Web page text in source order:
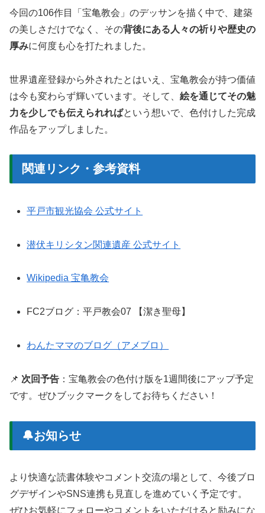
今回の106作目「宝亀教会」のデッサンを描く中で、建築
の美しさだけでなく、その背後にある人々の祈りや歴史の
厚みに何度も心を打たれました。
世界遺産登録から外されたとはいえ、宝亀教会が持つ価値
は今も変わらず輝いています。そして、 絵を通じてその魅
力を少しでも伝えられればという想いで、色付けした完成
作品をアップしました。
関連リンク・参考資料
平戸市観光協会 公式サイト
潜伏キリシタン関連遺産 公式サイト
Wikipedia 宝亀教会
FC2ブログ：平戸教会07 【潔き聖母】
わんたママのブログ（アメブロ）
📌 次回予告 ：宝亀教会の色付け版を1週間後にアップ予定
です。ぜひブックマークをしてお待ちください！
🔔お知らせ
より快適な読書体験やコメント交流の場として、今後ブロ
グデザインやSNS連携も見直しを進めていく予定です。
ぜひお気軽にフォローやコメントをいただけると励みにな